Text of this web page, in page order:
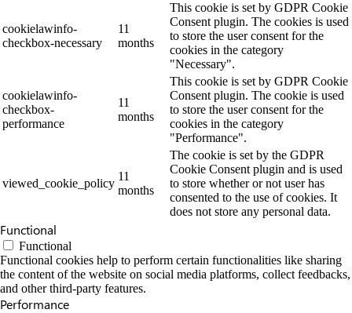
cookielawinfo-
checkbox-necessary
11
months
This cookie is set by GDPR Cookie
Consent plugin. The cookies is used
to store the user consent for the
cookies in the category
"Necessary".
cookielawinfo-
checkbox-
performance
11
months
This cookie is set by GDPR Cookie
Consent plugin. The cookie is used
to store the user consent for the
cookies in the category
"Performance".
viewed_cookie_policy
11
months
The cookie is set by the GDPR
Cookie Consent plugin and is used
to store whether or not user has
consented to the use of cookies. It
does not store any personal data.
Functional
Functional
Functional cookies help to perform certain functionalities like sharing
the content of the website on social media platforms, collect feedbacks,
and other third-party features.
Performance